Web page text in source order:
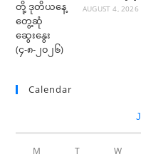
AUGUST 4, 2026
Calendar
M T W